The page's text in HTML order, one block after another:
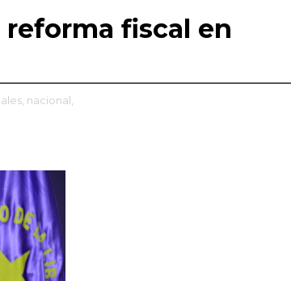
fiscal en
nacional,